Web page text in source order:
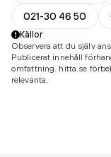
021-30 46 50
Källor
Observera att du själv
Publicerat innehåll
omfattning. hitta.se
relevanta.